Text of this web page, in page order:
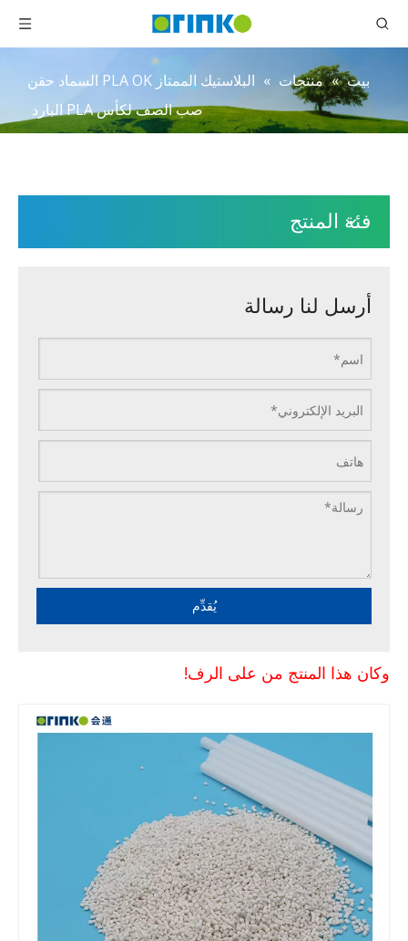
بيت » منتجات »
البلاستيك الممتاز PLA OK السماد حقن
صب الصف لكأس PLA البارد
فئة المنتج
أرسل لنا رسالة
يُقدِّم
وكان هذا المنتج من على الرف!